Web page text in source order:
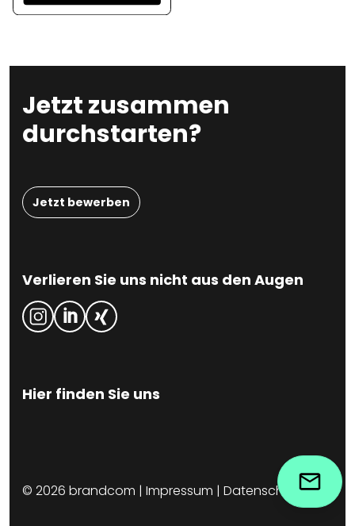
Jetzt zusammen
durchstarten?
Jetzt bewerben
Verlieren Sie uns nicht aus den Augen
Hier finden Sie uns
© 2026 brandcom | Impressum | Datenschutz